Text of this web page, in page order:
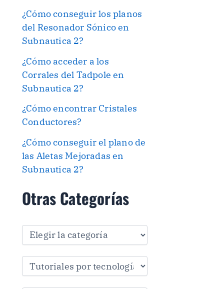
¿Cómo conseguir los planos
del Resonador Sónico en
Subnautica 2?
¿Cómo acceder a los
Corrales del Tadpole en
Subnautica 2?
¿Cómo encontrar Cristales
Conductores?
¿Cómo conseguir el plano de
las Aletas Mejoradas en
Subnautica 2?
Otras Categorías
O
a